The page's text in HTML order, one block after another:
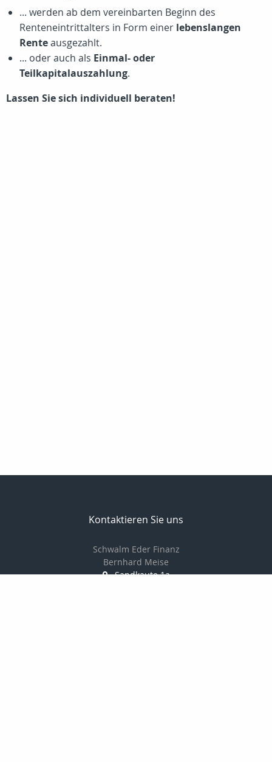
... werden ab dem vereinbarten Beginn des
Renteneintrittalters in Form einer lebenslangen
Renteausgezahlt.
... oder auch als Einmal- oder
Teilkapitalauszahlung.
Lassen Sie sich individuell beraten!
Kontaktieren Sie uns
Schwalm Eder Finanz
Bernhard Meise
Sandkaute 1a